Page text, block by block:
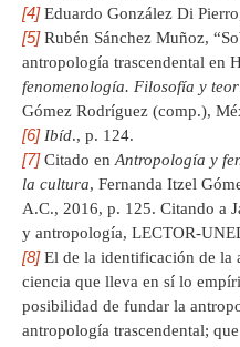
[4]Eduardo González Di
[5]Rubén Sánchez Muñoz,
antropología trascendental en
fenomenología. Filosofía y
Gómez Rodríguez (comp.),
[6] Ibíd., p. 124.
[7]Citado enAntropología y
la cultura, Fernanda Itzel
A.C., 2016, p. 125. Citando a
y antropología, LECTOR-
[8]El de la identificación de la
ciencia que lleva en sí lo
posibilidad de fundar la
antropología trascendental;